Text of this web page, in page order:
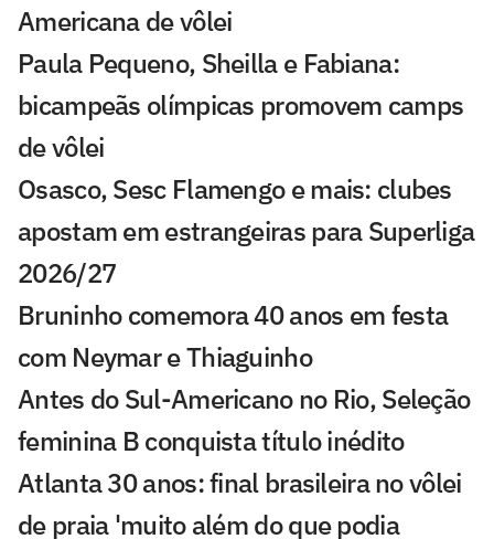
Americana de vôlei
Paula Pequeno, Sheilla e Fabiana:
bicampeãs olímpicas promovem camps
de vôlei
Osasco, Sesc Flamengo e mais: clubes
apostam em estrangeiras para Superliga
2026/27
Bruninho comemora 40 anos em festa
com Neymar e Thiaguinho
Antes do Sul-Americano no Rio, Seleção
feminina B conquista título inédito
Atlanta 30 anos: final brasileira no vôlei
de praia 'muito além do que podia